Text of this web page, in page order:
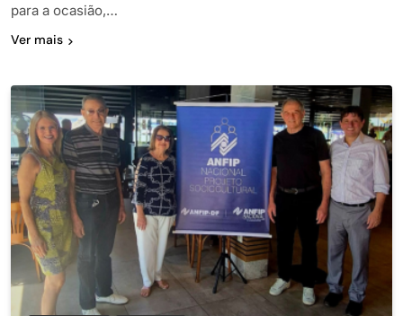
para a ocasião,…
Ver mais